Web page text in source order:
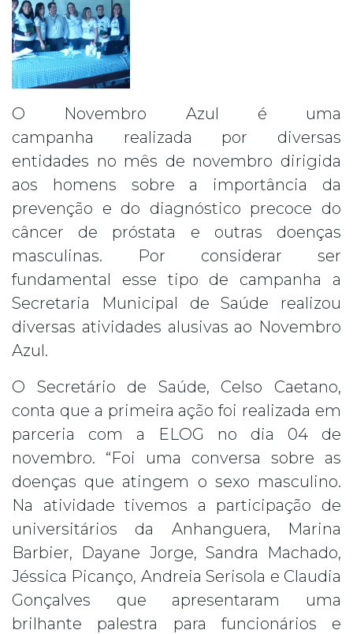
O Novembro Azul é uma
campanha realizada por diversas
entidades no mês de novembro dirigida
aos homens sobre a importância da
prevenção e do diagnóstico precoce do
câncer de próstata e outras doenças
masculinas. Por considerar ser
fundamental esse tipo de campanha a
Secretaria Municipal de Saúde realizou
diversas atividades alusivas ao Novembro
Azul.
O Secretário de Saúde, Celso Caetano,
conta que a primeira ação foi realizada em
parceria com a ELOG no dia 04 de
novembro. “Foi uma conversa sobre as
doenças que atingem o sexo masculino.
Na atividade tivemos a participação de
universitários da Anhanguera, Marina
Barbier, Dayane Jorge, Sandra Machado,
Jéssica Picanço, Andreia Serisola e Claudia
Gonçalves que apresentaram uma
brilhante palestra para funcionários e